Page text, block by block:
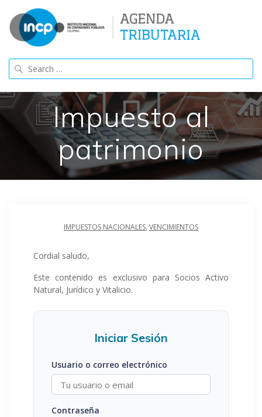
to
content
Impuesto al
patrimonio
IMPUESTOS NACIONALES, VENCIMIENTOS
Cordial saludo,
Este contenido es exclusivo para Socios Activo
Natural, Jurídico y Vitalicio.
Iniciar Sesión
Usuario o correo electrónico
Contraseña